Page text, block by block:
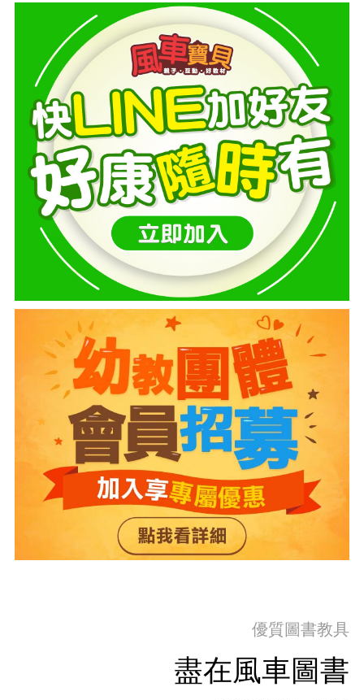
優質圖書教具
盡在風車圖書